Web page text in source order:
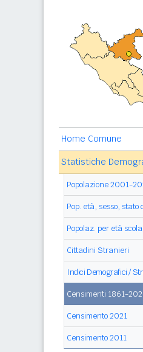
Home Comune
Statistiche
Popolazione 2001-
Pop. età, sesso, stato
Popolaz. per età
Cittadini Stranieri
Indici Demografici /
Censimenti 1861-
Censimento 2021
Censimento 2011